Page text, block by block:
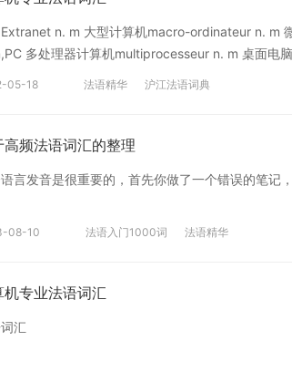
n. m 大型计算机macro-ordinateur n. m
多处理器计算机multiprocesseur n. m 桌面
n. m 格式format n. m 输入entrée n. f 输出
05-18 法语精华 沪江法语词典
高频法语词汇的整理
言发音是很重要的，首先你做了一个错误的笔记
08-10 法语入门1000词 法语精华
机专业法语词汇
汇